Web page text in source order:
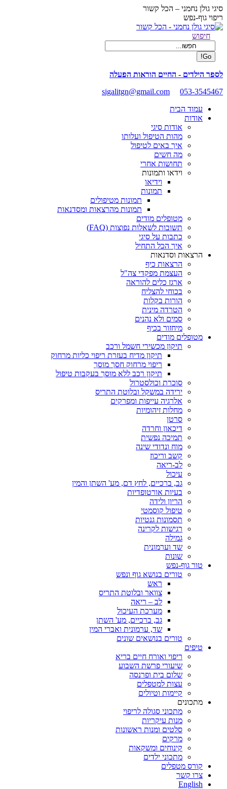
Skip
to
content
סיגי גולן נחמני – הכל קשור
ריפוי גוף-נפש
Facebook
opens
new
window
Search:
חיפוש
לספר הילדים - החיים הוראות הפעלה
sigalitgn@gmail.com
053-3545467
עמוד הבית
אודות
אודות סיגי
מהות הטיפול ועלותו
איך באים לטיפול
מה חשים
תחושות אחרי
וידאו ותמונות
וידיאו
תמונות
תמונות מטיפולים
תמונות מהרצאות ומסדנאות
מטופלים מודים
תשובות לשאלות נפוצות (FAQ)
כתבות על סיגי
איך הכל התחיל
הרצאות וסדנאות
הרצאות כיף
העצמת מפקדי צה"ל
ארגז כלים להוראה
בכוחי להצליח
הורות בקלות
הטרדה מינית
סמים ולא נהנים
מיחזור בכיף
מטופלים מודים
תיקון מכשירי חשמל ורכב
תיקון מדיח בעזרת ריפוי כליות מרחוק
ריפוי מרחוק חסך מוסך
תיקון רכב ללא מוסך בעקבות טיפול
סוכרת וכולסטרול
ירידה במשקל ובלוטת התריס
אלרגיה עייפות ומפרקים
מחלות זיהומיות
סרטן
דיכאון וחרדה
תמיכה נפשית
מוח ונדודי שינה
קשב וריכוז
לב-ריאה
עיכול
גב, ברכיים, לחץ דם, מע' השתן והמין
בעיות אורטופדיות
הריון ולידה
טיפול קוסמטי
תסמונות גנטיות
רגישות לקרינה
גמילה
שד וערמונית
שונות
טור גוף-נפש
טורים בנושא גוף ונפש
ראש
צוואר ובלוטת התריס
לב – ריאה
מערכת העיכול
גב, ברכיים, מע' השתן
שד, ערמונית ואברי המין
טורים בנושאים שונים
טיפים
ריפוי ואורח חיים בריא
שיעורי פרשת השבוע
שלום בית ופרנסה
עצות למטפלים
קיימות וטיולים
מתכונים
מתכוני סגולה לריפוי
מנות עיקריות
סלטים ומנות ראשונות
מרקים
קינוחים ומשקאות
מתכוני ילדים
קורס מטפלים
צרו קשר
English